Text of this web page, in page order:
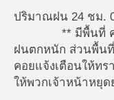
ปริมาณฝน 24 ชม.
** มีพื้นที่ คอหง
ฝนตกหนัก ส่วนพื้น
คอยแจ้งเตือนให้ท
ให้พวกเจ้าหน้าหยุ